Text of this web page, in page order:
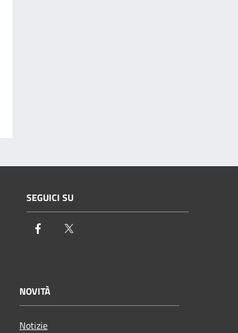
SEGUICI SU
Facebook
NOVITÀ
Notizie